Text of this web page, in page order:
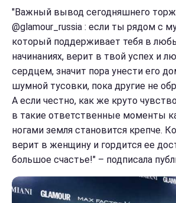
"Важный вывод сегодняшнего
@glamour_russia : если ты рядом с
который поддерживает тебя в
начинаниях, верит в твой успех и
сердцем, значит пора унести его
шумной тусовки, пока другие не
А если честно, как же круто
в такие ответственные моменты
ногами земля становится крепче.
верит в женщину и гордится ее
большое счастье!" – подписала